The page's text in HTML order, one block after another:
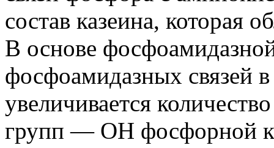
состав казеина, которая
В основе
фосфоамидазных связей
увеличивается
групп — ОН фосфорной